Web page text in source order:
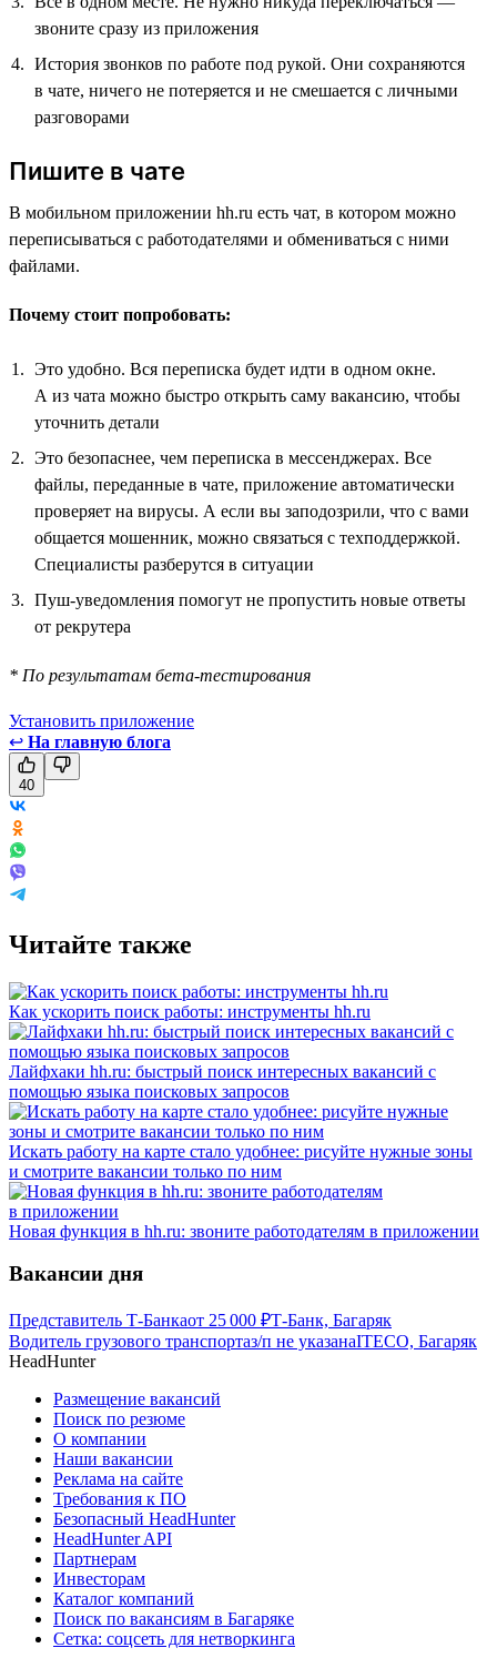
звоните сразу из приложения
История звонков по работе под рукой. Они сохраняются
в чате, ничего не потеряется и не смешается с личными
разговорами
Пишите в чате
В мобильном приложении hh.ru есть чат, в котором можно
переписываться с работодателями и обмениваться с ними
файлами.
Почему стоит попробовать:
Это удобно. Вся переписка будет идти в одном окне.
А из чата можно быстро открыть саму вакансию, чтобы
уточнить детали
Это безопаснее, чем переписка в мессенджерах. Все
файлы, переданные в чате, приложение автоматически
проверяет на вирусы. А если вы заподозрили, что с вами
общается мошенник, можно связаться с техподдержкой.
Специалисты разберутся в ситуации
Пуш-уведомления помогут не пропустить новые ответы
от рекрутера
* По результатам бета-тестирования
Установить приложение
↩ На главную блога
40
Читайте также
Как ускорить поиск работы: инструменты hh.ru
Лайфхаки hh.ru: быстрый поиск интересных вакансий с
помощью языка поисковых запросов
Искать работу на карте стало удобнее: рисуйте нужные зоны
и смотрите вакансии только по ним
Новая функция в hh.ru: звоните работодателям в приложении
Вакансии дня
Представитель Т-Банкаот 25 000 ₽Т-Банк, Багаряк
Водитель грузового транспортаз/п не указанаITECO, Багаряк
HeadHunter
Размещение вакансий
Поиск по резюме
О компании
Наши вакансии
Реклама на сайте
Требования к ПО
Безопасный HeadHunter
HeadHunter API
Партнерам
Инвесторам
Каталог компаний
Поиск по вакансиям в Багаряке
Сетка: соцсеть для нетворкинга